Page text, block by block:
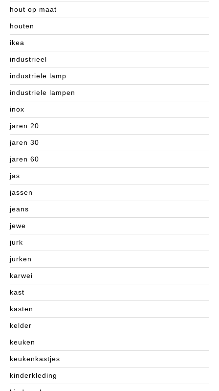
hout op maat
houten
ikea
industrieel
industriele lamp
industriele lampen
inox
jaren 20
jaren 30
jaren 60
jas
jassen
jeans
jewe
jurk
jurken
karwei
kast
kasten
kelder
keuken
keukenkastjes
kinderkleding